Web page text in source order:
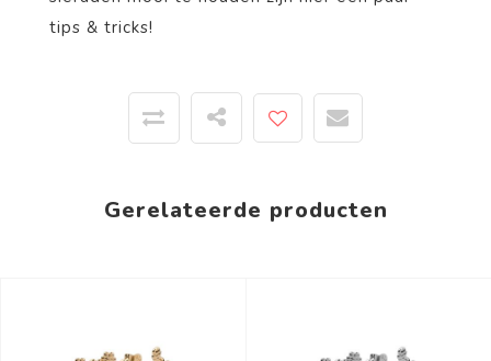
tips & tricks!
Gerelateerde producten